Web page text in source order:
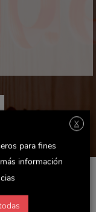
X
para fines
información